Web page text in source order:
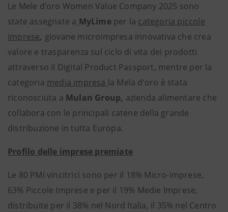
Le Mele d’oro Women Value Company 2025 sono
state assegnate a MyLime per la categoria piccole
imprese, giovane microimpresa innovativa che crea
valore e trasparenza sul ciclo di vita dei prodotti
attraverso il Digital Product Passport, mentre per la
categoria media impresa la Mela d’oro è stata
riconosciuta a Mulan Group, azienda alimentare che
collabora con le principali catene della grande
distribuzione in tutta Europa.
Profilo delle imprese premiate
Le 80 PMI vincitrici sono per il 18% Micro-imprese,
63% Piccole Imprese e per il 19% Medie Imprese,
distribuite per il 38% nel Nord Italia, il 35% nel Centro